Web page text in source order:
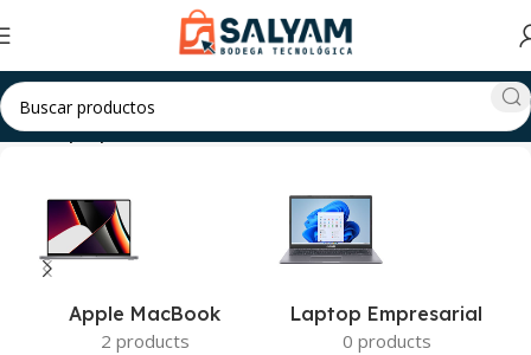
Inicio Laptops
Apple MacBook
2 products
Laptop Empresarial
0 products